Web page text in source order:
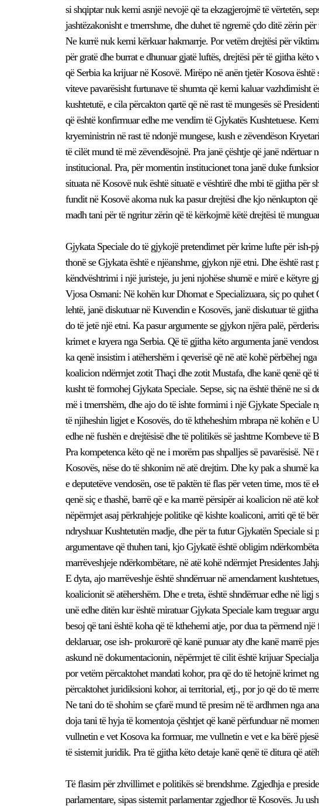
si shqiptar nuk kemi asnjë nevojë që ta ekzagjerojmë të vërtetën,
jashtëzakonisht e tmerrshme, dhe duhet të ngremë çdo ditë zërin
Ne kurrë nuk kemi kërkuar hakmarrje. Por vetëm drejtësi për
për gratë dhe burrat e dhunuar gjatë luftës, drejtësi për të gjitha
që Serbia ka krijuar në Kosovë. Mirëpo në anën tjetër Kosova
viteve pavarësisht furtunave të shumta që kemi kaluar vazhdimisht
kushtetutë, e cila përcakton qartë që në rast të mungesës së
që është konfirmuar edhe me vendim të Gjykatës Kushtetuese.
kryeministrin në rast të ndonjë mungese, kush e zëvendëson
të cilët mund të më zëvendësojnë. Pra janë çështje që janë ndërtuar
institucional. Pra, për momentin institucionet tona janë duke
situata në Kosovë nuk është situatë e vështirë dhe mbi të gjitha për
fundit në Kosovë akoma nuk ka pasur drejtësi dhe kjo nënkupton
madh tani për të ngritur zërin që të kërkojmë këtë drejtësi të
Gjykata Speciale do të gjykojë pretendimet për krime lufte për ish-
thonë se Gjykata është e njëanshme, gjykon një etni. Dhe është rast
këndvështrimi i një juristeje, ju jeni njohëse shumë e mirë e këtyre
Vjosa Osmani: Në kohën kur Dhomat e Specializuara, siç po
lehtë, janë diskutuar në Kuvendin e Kosovës, janë diskutuar të
do të jetë një etni. Ka pasur argumente se gjykon njëra palë,
krimet e kryera nga Serbia. Që të gjitha këto argumenta janë
ka qenë insistim i atëhershëm i qeverisë që në atë kohë përbëhej
koalicion ndërmjet zotit Thaçi dhe zotit Mustafa, dhe kanë qenë që
kusht të formohej Gjykata Speciale. Sepse, siç na është thënë ne si
më i tmerrshëm, dhe ajo do të ishte formimi i një Gjykate Speciale
të njiheshin ligjet e Kosovës, do të ktheheshim mbrapa në kohën e
edhe në fushën e drejtësisë dhe të politikës së jashtme Kombeve të
Pra kompetenca këto që ne i morëm pas shpalljes së pavarësisë.
Kosovës, nëse do të shkonim në atë drejtim. Dhe ky pak a shumë
e deputetëve vendosën, ose të paktën të flas për veten time, mos të
qenë siç e thashë, barrë që e ka marrë përsipër ai koalicion në atë
nëpërmjet asaj përkrahjeje politike që kishte koaliconi, arriti që të
ndryshuar Kushtetutën madje, dhe për ta futur Gjykatën Speciale si
argumentave që thuhen tani, kjo Gjykatë është obligim
marrëveshjeje ndërkombëtare, në atë kohë ndërmjet Presidentes
E dyta, ajo marrëveshje është shndërruar në amendament
koalicionit së atëhershëm. Dhe e treta, është shndërruar edhe në
unë edhe ditën kur është miratuar Gjykata Speciale kam treguar
besoj që tani është koha që të kthehemi atje, por dua ta përmend
deklaruar, ose ish- prokurorë që kanë punuar aty dhe kanë marrë
askund në dokumentacionin, nëpërmjet të cilit është krijuar
por vetëm përcaktohet mandati kohor, pra që do të hetojnë krimet
përcaktohet juridiksioni kohor, ai territorial, etj., por jo që do të
Ne tani do të shohim se çfarë mund të presim në të ardhmen nga
doja tani të hyja të komentoja çështjet që kanë përfunduar në
vullnetin e vet Kosova ka formuar, me vullnetin e vet e ka bërë
të sistemit juridik. Pra të gjitha këto detaje kanë qenë të ditura që
Të flasim për zhvillimet e politikës së brendshme. Zgjedhja e
parlamentare, sipas sistemit parlamentar zgjedhor të Kosovës. Ju